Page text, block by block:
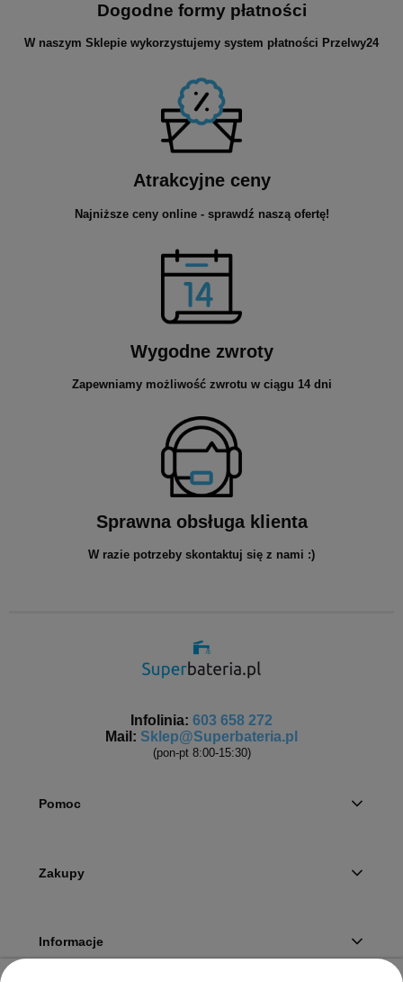
Dogodne formy płatności
W naszym Sklepie wykorzystujemy system płatności Przelwy24
Atrakcyjne ceny
Najniższe ceny online - sprawdź naszą ofertę!
Wygodne zwroty
Zapewniamy możliwość zwrotu w ciągu 14 dni
Sprawna obsługa klienta
W razie potrzeby skontaktuj się z nami :)
Infolinia: 603 658 272
Mail: Sklep@Superbateria.pl
(pon-pt 8:00-15:30)
Pomoc
Zakupy
Informacje